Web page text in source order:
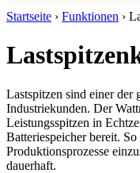
Startseite › Funktionen ›
Lastspitzen sind einer der
Industriekunden. Der
Leistungsspitzen in
Batteriespeicher bereit.
Produktionsprozesse
dauerhaft.